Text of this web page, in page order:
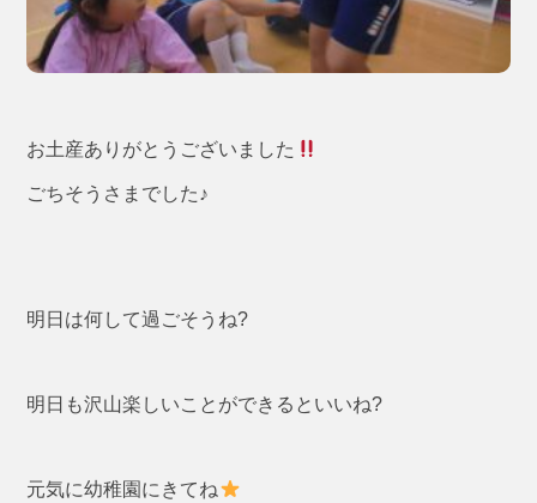
お土産ありがとうございました
ごちそうさまでした♪
明日は何して過ごそうね?
明日も沢山楽しいことができるといいね?
元気に幼稚園にきてね